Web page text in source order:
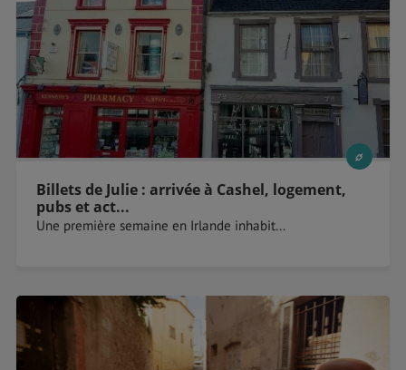
Billets de Julie : arrivée à Cashel, logement,
pubs et act...
Une première semaine en Irlande inhabit...